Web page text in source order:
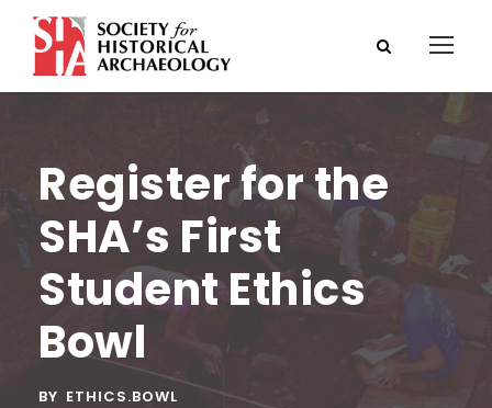
Register for the
SHA’s First
Student Ethics
Bowl
BY ETHICS.BOWL